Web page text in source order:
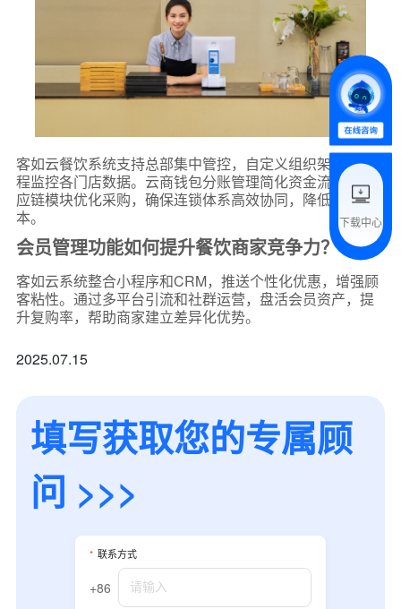
客如云餐饮系统支持总部集中管控，自定义组织架构，远
程监控各门店数据。云商钱包分账管理简化资金流程，供
应链模块优化采购，确保连锁体系高效协同，降低管理成
本。
会员管理功能如何提升餐饮商家竞争力？
客如云系统整合小程序和CRM，推送个性化优惠，增强顾
客粘性。通过多平台引流和社群运营，盘活会员资产，提
升复购率，帮助商家建立差异化优势。
2025.07.15
填写获取您的专属顾
问 >>>
* 联系方式
+86
下载中心
我的姓名
附加留言
预约试用
我是老客户，了解最新优惠